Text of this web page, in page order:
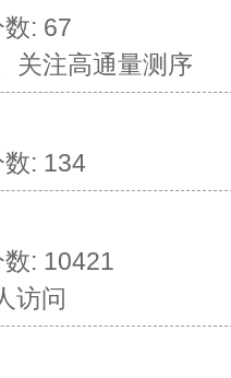
: 67
关注高通量测序
: 134
: 10421
访问